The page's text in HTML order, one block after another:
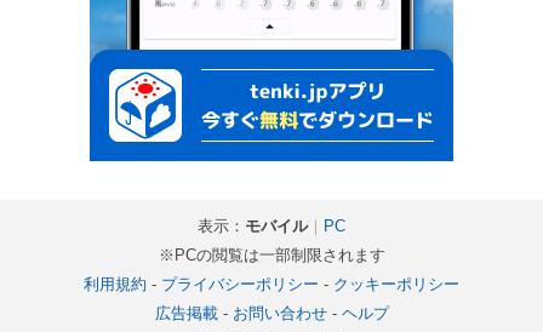
表示： モバイル｜
PC
※PCの閲覧は一部制限されます
利用規約 - プライバシーポリシー - クッキーポリシー
広告掲載- お問い合わせ- ヘルプ